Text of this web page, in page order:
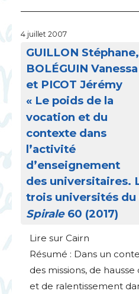
4 juillet 2007
GUILLON Stéphane,
BOLÉGUIN Vanessa
et PICOT Jérémy
« Le poids de la
vocation et du
contexte dans
l’activité
d’enseignement
des universitaires.
trois universités du
Spirale60 (2017)
Lire sur Cairn
Résumé : Dans un
des missions, de
et de ralentissement